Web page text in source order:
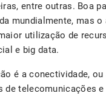
entre outras. Boa
mundialmente, mas o
utilização de
e big data.
é a conectividade, ou
de telecomunicações e